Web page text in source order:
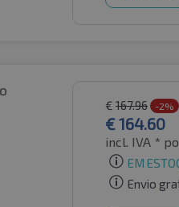
€ 167.96 -2%
€164.60
incl. IVA *
EM
Envio